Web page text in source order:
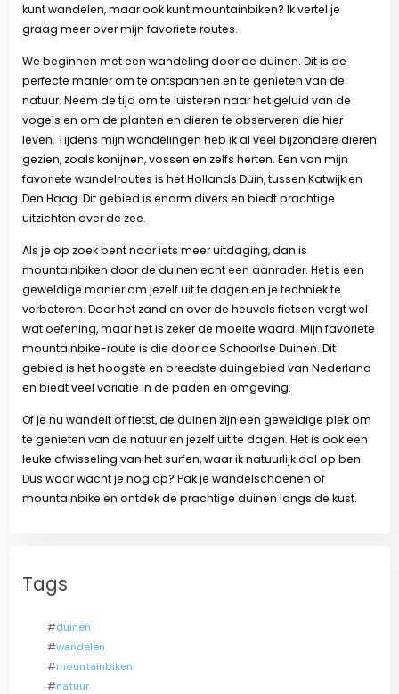
kunt wandelen, maar ook kunt mountainbiken? Ik vertel je
graag meer over mijn favoriete routes.
We beginnen met een wandeling door de duinen. Dit is de
perfecte manier om te ontspannen en te genieten van de
natuur. Neem de tijd om te luisteren naar het geluid van de
vogels en om de planten en dieren te observeren die hier
leven. Tijdens mijn wandelingen heb ik al veel bijzondere dieren
gezien, zoals konijnen, vossen en zelfs herten. Een van mijn
favoriete wandelroutes is het Hollands Duin, tussen Katwijk en
Den Haag. Dit gebied is enorm divers en biedt prachtige
uitzichten over de zee.
Als je op zoek bent naar iets meer uitdaging, dan is
mountainbiken door de duinen echt een aanrader. Het is een
geweldige manier om jezelf uit te dagen en je techniek te
verbeteren. Door het zand en over de heuvels fietsen vergt wel
wat oefening, maar het is zeker de moeite waard. Mijn favoriete
mountainbike-route is die door de Schoorlse Duinen. Dit
gebied is het hoogste en breedste duingebied van Nederland
en biedt veel variatie in de paden en omgeving.
Of je nu wandelt of fietst, de duinen zijn een geweldige plek om
te genieten van de natuur en jezelf uit te dagen. Het is ook een
leuke afwisseling van het surfen, waar ik natuurlijk dol op ben.
Dus waar wacht je nog op? Pak je wandelschoenen of
mountainbike en ontdek de prachtige duinen langs de kust.
Tags
#duinen
#wandelen
#mountainbiken
#natuur